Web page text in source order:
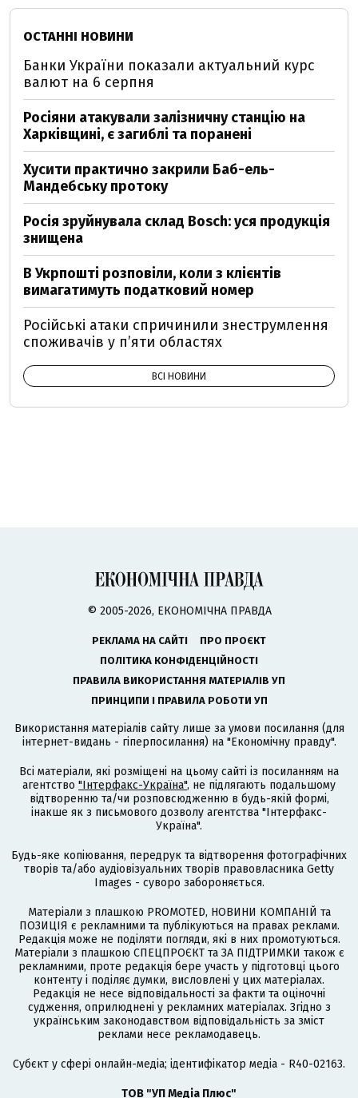
ОСТАННІ НОВИНИ
Банки України показали актуальний курс
валют на 6 серпня
Росіяни атакували залізничну станцію на
Харківщині, є загиблі та поранені
Хусити практично закрили Баб-ель-
Мандебську протоку
Росія зруйнувала склад Bosch: уся продукція
знищена
В Укрпошті розповіли, коли з клієнтів
вимагатимуть податковий номер
Російські атаки спричинили знеструмлення
споживачів у п’яти областях
ВСІ НОВИНИ
© 2005-2026, ЕКОНОМІЧНА ПРАВДА
РЕКЛАМА НА САЙТІ
ПРО ПРОЄКТ
ПОЛІТИКА КОНФІДЕНЦІЙНОСТІ
ПРАВИЛА ВИКОРИСТАННЯ МАТЕРІАЛІВ УП
ПРИНЦИПИ І ПРАВИЛА РОБОТИ УП
Використання матеріалів сайту лише за умови посилання (для
інтернет-видань - гіперпосилання) на "Економічну правду".
Всі матеріали, які розміщені на цьому сайті із посиланням на
агентство "Інтерфакс-Україна", не підлягають подальшому
відтворенню та/чи розповсюдженню в будь-якій формі,
інакше як з письмового дозволу агентства "Інтерфакс-
Україна".
Будь-яке копіювання, передрук та відтворення фотографічних
творів та/або аудіовізуальних творів правовласника Getty
Images - суворо забороняється.
Матеріали з плашкою PROMOTED, НОВИНИ КОМПАНІЙ та
ПОЗИЦІЯ є рекламними та публікуються на правах реклами.
Редакція може не поділяти погляди, які в них промотуються.
Матеріали з плашкою СПЕЦПРОЄКТ та ЗА ПІДТРИМКИ також є
рекламними, проте редакція бере участь у підготовці цього
контенту і поділяє думки, висловлені у цих матеріалах.
Редакція не несе відповідальності за факти та оціночні
судження, оприлюднені у рекламних матеріалах. Згідно з
українським законодавством відповідальність за зміст
реклами несе рекламодавець.
Cубєкт у сфері онлайн-медіа; ідентифікатор медіа - R40-02163.
ТОВ "УП Медіа Плюс"